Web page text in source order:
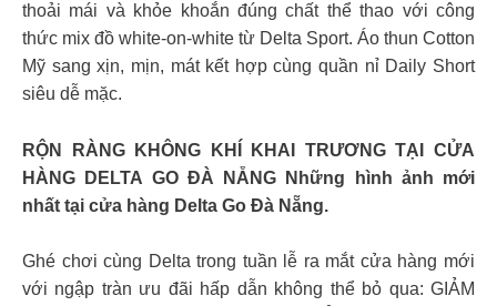
thoải mái và khỏe khoắn đúng chất thể thao với công
thức mix đồ white-on-white từ Delta Sport. Áo thun Cotton
Mỹ sang xịn, mịn, mát kết hợp cùng quần nỉ Daily Short
siêu dễ mặc.
RỘN RÀNG KHÔNG KHÍ KHAI TRƯƠNG TẠI CỬA
HÀNG DELTA GO ĐÀ NẴNG Những hình ảnh mới
nhất tại cửa hàng Delta Go Đà Nẵng.
Ghé chơi cùng Delta trong tuần lễ ra mắt cửa hàng mới
với ngập tràn ưu đãi hấp dẫn không thể bỏ qua: GIẢM